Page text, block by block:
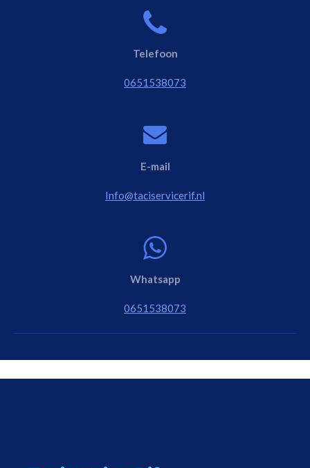
Telefoon
0651538073
E-mail
Info@taciservicerif.nl
Whatsapp
0651538073